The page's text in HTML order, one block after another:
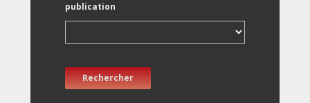
publication
Rechercher